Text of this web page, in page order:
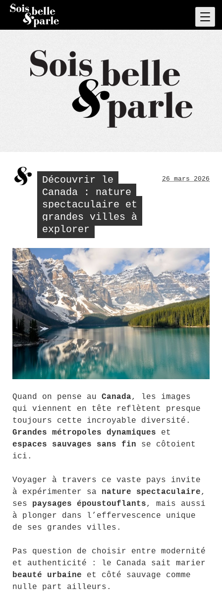
Skip
content
Découvrir le
Canada : nature
spectaculaire et
grandes villes à
explorer
26 mars 2026
Quand on pense au Canada, les images
qui viennent en tête reflètent presque
toujours cette incroyable diversité.
Grandes métropoles dynamiques et
espaces sauvages sans fin se côtoient
ici.
Voyager à travers ce vaste pays invite
à expérimenter sa nature spectaculaire,
ses paysages époustouflants, mais aussi
à plonger dans l’effervescence unique
de ses grandes villes.
Pas question de choisir entre modernité
et authenticité : le Canada sait marier
beauté urbaine et côté sauvage comme
nulle part ailleurs.